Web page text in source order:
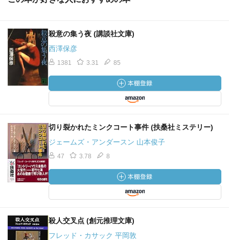
殺意の集う夜 (講談社文庫)
西澤保彦
1381 3.31 85
切り裂かれたミンクコート事件 (扶桑社ミステリー)
ジェームズ・アンダースン 山本俊子
47 3.78 8
殺人交叉点 (創元推理文庫)
フレッド・カサック 平岡敦